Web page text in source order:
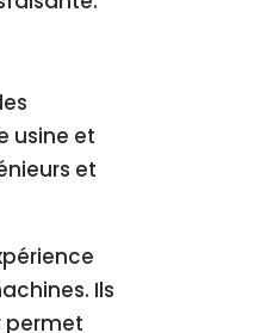
usine et
et
Ils
permet